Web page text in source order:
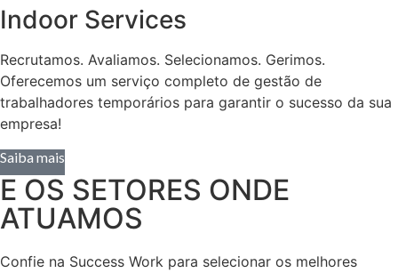
Indoor Services
Recrutamos. Avaliamos. Selecionamos. Gerimos.
Oferecemos um serviço completo de gestão de
trabalhadores temporários para garantir o sucesso da sua
empresa!
Saiba mais
E OS SETORES ONDE
ATUAMOS
Confie na Success Work para selecionar os melhores